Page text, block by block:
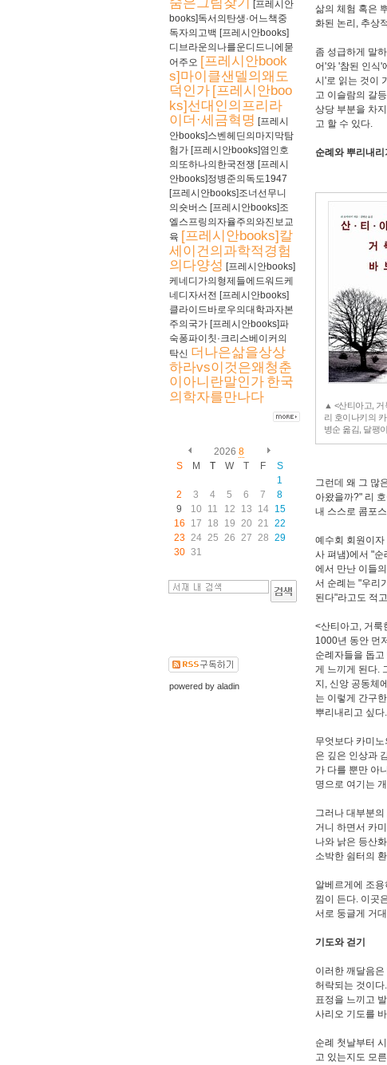
[프레시안
books]독서의탄생·어느책중
독자의고백 [프레시안books]
디브라운의나를운디드니에묻
어주오 [프레시안book
s]마이클샌델의왜도
덕인가 [프레시안boo
ks]선대인의프리라
이더·세금혁명 [프레시
안books]스벤헤딘의마지막탐
험가 [프레시안books]염인호
의또하나의한국전쟁 [프레시
안books]정병준의독도1947
[프레시안books]조너선무니
의숏버스 [프레시안books]조
엘스프링의자율주의와진보교
육 [프레시안books]칼
세이건의과학적경험
의다양성 [프레시안books]
케네디가의형제들에드워드케
네디자서전 [프레시안books]
클라이드바로우의대학과자본
주의국가 [프레시안books]파
숙퐁파이칫·크리스베이커의
탁신 더나은삶을상상
하라vs이것은왜청춘
이아니란말인가 한국
의학자를만나다
2026 8
S
M T W T F
S
1
2
3 4 5 6 7
8
9
10 11 12 13 14
15
16
17 18 19 20 21 22
23 24 25 26 27 28 29
30 31
powered by aladin
삶의 체험 혹은
화된 논리, 추상
좀 성급하게 말
어'와 '참된 인식'
시'로 읽는 것이
고 이슬람의 갈
상당 부분을 차
고 할 수 있다.
순례와 뿌리내리
▲ <산티아고, 거
리 호이나키의
병순 옮김, 달팽
그런데 왜 그 많
아왔을까?" 리
내 스스로 콤포
예수회 회원이
사 펴냄)에서 "순
에서 만난 이들
서 순례는 "우리
된다"라고도 적
<산티아고, 거룩
1000년 동안 먼
순례자들을 돕
게 느끼게 된다.
지, 신앙 공동체
는 이렇게 간구
뿌리내리고 싶다
무엇보다 카미
은 깊은 인상과
가 다를 뿐만 아
명으로 여기는
그러나 대부분
거니 하면서 카
나와 낡은 등산
소박한 쉼터의
알베르게에 조
낌이 든다. 이곳
서로 둥글게 거
기도와 걷기
이러한 깨달음
허락되는 것이다
표정을 느끼고
사리오 기도를
순례 첫날부터
고 있는지도 모